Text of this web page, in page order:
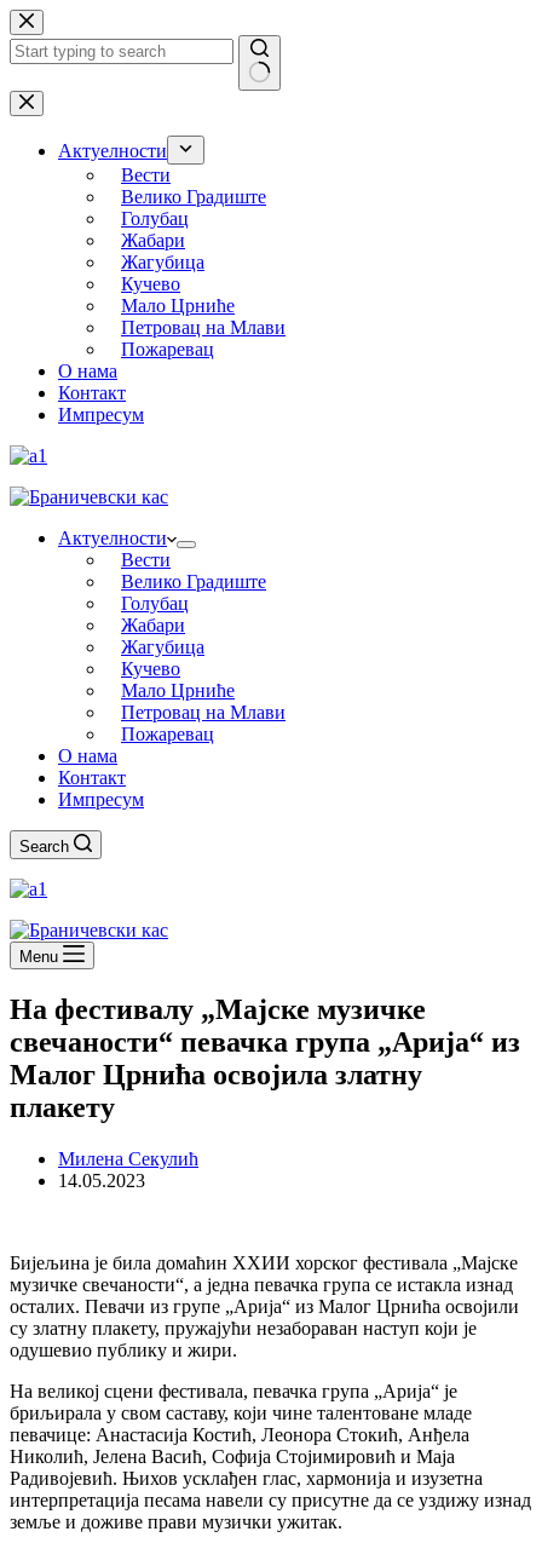
Skip
to
content
No
results
Актуелности
Вести
Велико Градиште
Голубац
Жабари
Жагубица
Кучево
Мало Црниће
Петровац на Млави
Пожаревац
О нама
Контакт
Импресум
Актуелности
Вести
Велико Градиште
Голубац
Жабари
Жагубица
Кучево
Мало Црниће
Петровац на Млави
Пожаревац
О нама
Контакт
Импресум
Search
Menu
На фестивалу „Мајске музичке
свечаности“ певачка група „Арија“ из
Малог Црнића освојила златну
плакету
Милена Секулић
14.05.2023
Бијељина је била домаћин XXИИ хорског фестивала „Мајске
музичке свечаности“, а једна певачка група се истакла изнад
осталих. Певачи из групе „Арија“ из Малог Црнића освојили
су златну плакету, пружајући незабораван наступ који је
одушевио публику и жири.
На великој сцени фестивала, певачка група „Арија“ је
бриљирала у свом саставу, који чине талентоване младе
певачице: Анастасија Костић, Леонора Стокић, Анђела
Николић, Јелена Васић, Софија Стојимировић и Маја
Радивојевић. Њихов усклађен глас, хармонија и изузетна
интерпретација песама навели су присутне да се уздижу изнад
земље и доживе прави музички ужитак.